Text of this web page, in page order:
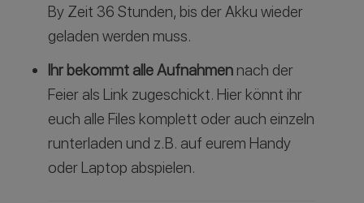
By Zeit 36 Stunden, bis der Akku wieder
geladen werden muss.
Ihr bekommt alle Aufnahmen nach der
Feier als Link zugeschickt. Hier könnt ihr
euch alle Files komplett oder auch einzeln
runterladen und z.B. auf eurem Handy
oder Laptop abspielen.